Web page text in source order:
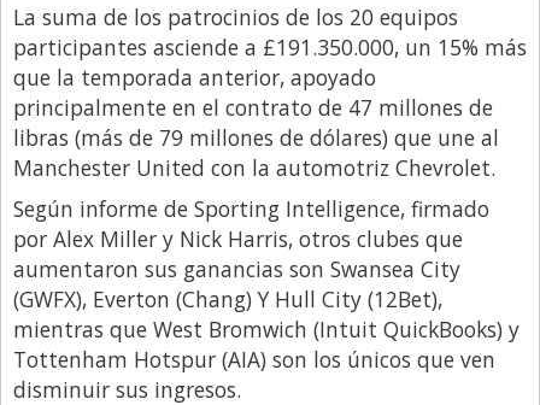
Entrevista Exclusiva
Finanzas
Gastronomia
Internacionales
La Opinión del Director
Legales
Libro de Quejas
Medios
Millonarios
La suma de los patrocinios de los 20 equipos
participantes asciende a £191.350.000, un 15% más
que la temporada anterior, apoyado
principalmente en el contrato de 47 millones de
libras (más de 79 millones de dólares) que une al
Manchester United con la automotriz Chevrolet.
Según informe de Sporting Intelligence, firmado
por Alex Miller y Nick Harris, otros clubes que
aumentaron sus ganancias son Swansea City
(GWFX), Everton (Chang) Y Hull City (12Bet),
mientras que West Bromwich (Intuit QuickBooks) y
Tottenham Hotspur (AIA) son los únicos que ven
disminuir sus ingresos.